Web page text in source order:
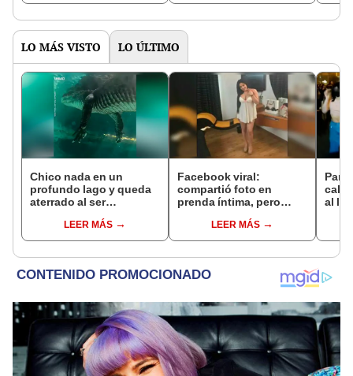
LO MÁS VISTO LO ÚLTIMO
Chico nada en un
profundo lago y queda
aterrado al ser
extraña criatura [VIDEO]
LEER MÁS
Facebook viral:
compartió foto en
prenda íntima, pero
LEER MÁS
al